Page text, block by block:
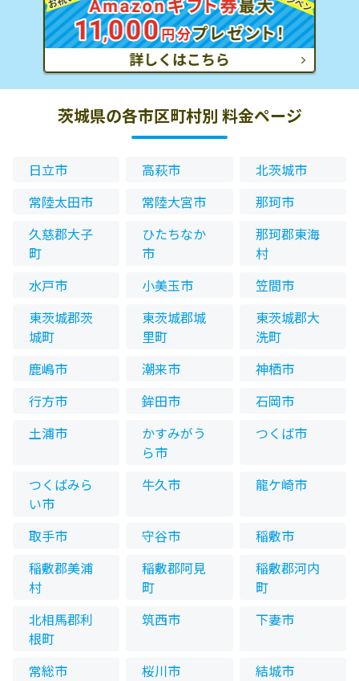
茨城県の各市区町村別 料金ページ
日立市 高萩市
北茨城市
常陸太田市
常陸大宮市
那珂市
久慈郡大子
町
ひたちなか
市
那珂郡東海
村
水戸市
小美玉市
笠間市
東茨城郡茨
城町
東茨城郡城
里町
東茨城郡大
洗町
鹿嶋市
潮来市
神栖市
行方市
鉾田市
石岡市
土浦市
かすみがう
ら市
つくば市
つくばみら
い市
牛久市 龍ケ崎市
取手市 守谷市
稲敷市
稲敷郡美浦
村
稲敷郡阿見
町
稲敷郡河内
町
北相馬郡利
根町
筑西市 下妻市
常総市 桜川市
結城市